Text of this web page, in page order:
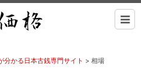
分かる日本古銭専門サイト >相場